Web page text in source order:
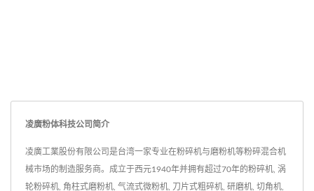
凌廣粉体科技公司简介
凌廣工業股份有限公司是台湾一家专业在粉碎机与磨粉机等粉碎混合机
械市场的制造服务商。成立于西元1940年并拥有超过70年的粉碎机, 涡
轮粉碎机, 角柱式磨粉机, 气流式微粉机, 刀片式粗碎机, 研磨机, 切角机,